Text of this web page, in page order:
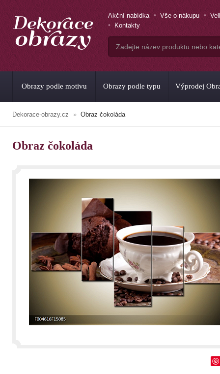
Akční nabídka Vše o nákupu
Kontakty
Obrazy podle motivu Obrazy podle typu Výprodej
Dekorace-obrazy.cz Obraz čokoláda
Obraz čokoláda